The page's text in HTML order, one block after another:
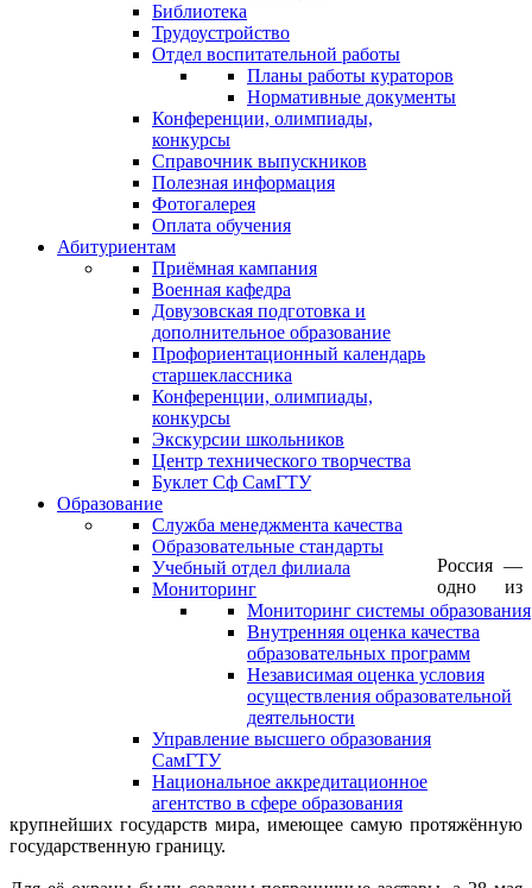
Библиотека
Трудоустройство
Отдел воспитательной работы
Планы работы кураторов
Нормативные документы
Конференции, олимпиады,
конкурсы
Справочник выпускников
Полезная информация
Фотогалерея
Оплата обучения
Абитуриентам
Приёмная кампания
Военная кафедра
Довузовская подготовка и
дополнительное образование
Профориентационный календарь
старшеклассника
Конференции, олимпиады,
конкурсы
Экскурсии школьников
Центр технического творчества
Буклет Сф СамГТУ
Образование
Служба менеджмента качества
Образовательные стандарты
Учебный отдел филиала
Мониторинг
Мониторинг системы образования
Внутренняя оценка качества
образовательных программ
Независимая оценка условия
осуществления образовательной
деятельности
Управление высшего образования
СамГТУ
Национальное аккредитационное
агентство в сфере образования
Россия —
одно из
крупнейших государств мира, имеющее самую протяжённую
государственную границу.